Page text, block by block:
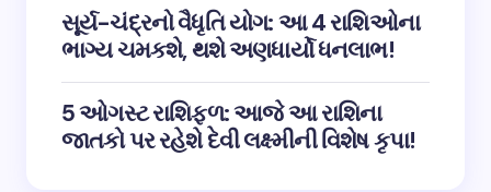
સૂર્ય-ચંદ્રનો વૈધૃતિ યોગ: આ 4 રાશિઓના
ભાગ્ય ચમકશે, થશે અણધાર્યો ધનલાભ!
5 ઓગસ્ટ રાશિફળ: આજે આ રાશિના
જાતકો પર રહેશે દેવી લક્ષ્મીની વિશેષ કૃપા!